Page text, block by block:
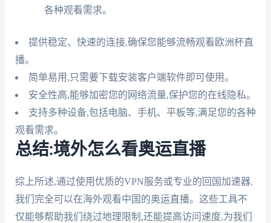
各种观看需求。
提供稳定、快速的连接,确保您能够流畅观看欧洲杯直
播。
简单易用,只需要下载安装客户端软件即可使用。
安全性高,能够加密您的网络流量,保护您的在线隐私。
支持多种设备,包括电脑、手机、平板等,满足您的各种
观看需求。
总结:境外怎么看奥运直播
综上所述,通过使用优质的VPN服务或专业的回国加速器,
我们完全可以在海外观看中国的奥运直播。这些工具不
仅能够帮助我们绕过地理限制,还能提高访问速度,为我们